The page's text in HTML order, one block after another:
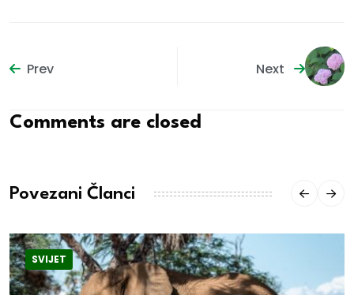
Prev Next
Comments are closed
Povezani Članci
SVIJET